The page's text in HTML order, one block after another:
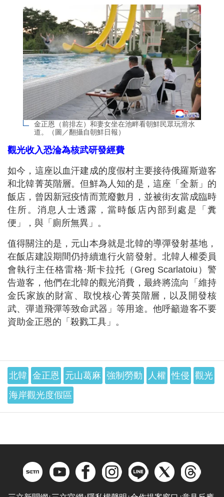
金正恩（前排左）和妻女坐在池畔看朝鮮民眾玩滑水
道。（圖／翻攝自朝鮮日報）
觀光收入恐淪為核武研發經費
如今，這座以血汗建成的度假村主要接待俄羅斯遊客
和北韓菁英階層。但鮮為人知的是，這座「全新」的
飯店，曾因新冠疫情而荒廢數月，並被街友當成臨時
住所。消息人士透露，當時飯店內部到處是「糞
便」，與「廁所無異」。
值得關注的是，元山本身就是北韓的導彈發射基地，
在飯店建設期間仍持續進行火箭發射。北韓人權委員
會執行主任格雷格·斯卡拉托（Greg Scarlatoiu）警
告遊客，他們在北韓的觀光消費，最終將流向「維持
金氏家族的財富、取悅核心菁英階層，以及開發核
武、彈道飛彈等致命武器」等用途。他呼籲遊客不要
資助金正恩的「殺戮工具」。
北韓 金正恩 元山葛麻 強制勞動 人權 性侵 觀光
海岸觀光度假區